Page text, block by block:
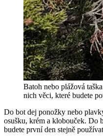
Batoh nebo plážová
nich věci, které budete
Do bot dej ponožky nebo
osušku, krém a klobouček. Do
budete první den stejně